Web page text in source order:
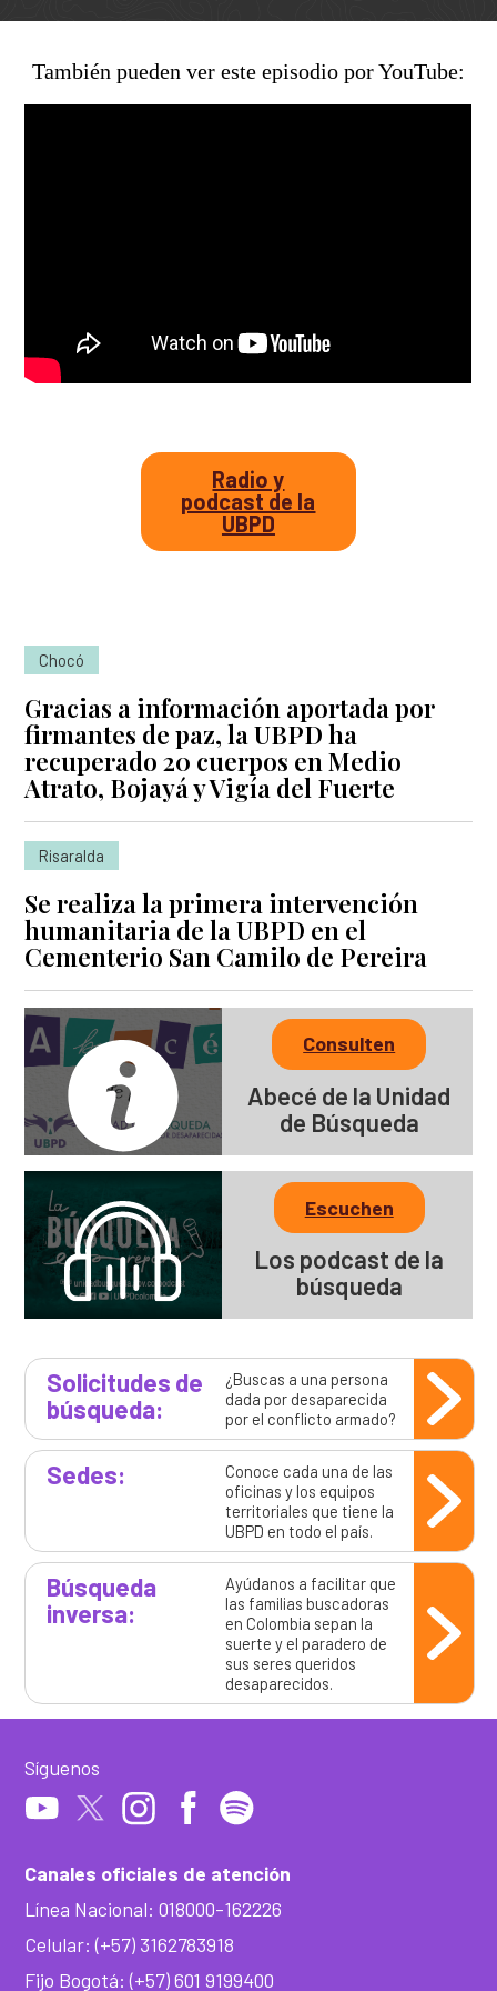
Mapa de personas buscadoras según solicitudes de
Generación de conocimiento para la búsqueda
También pueden ver este episodio por YouTube:
Radio y
podcast de la
UBPD
Chocó
Gracias a información aportada por
firmantes de paz, la UBPD ha
recuperado 20 cuerpos en Medio
Atrato, Bojayá y Vigía del Fuerte
Risaralda
Se realiza la primera intervención
humanitaria de la UBPD en el
Cementerio San Camilo de Pereira
Consulten
Abecé de la Unidad
de Búsqueda
Escuchen
Los podcast de la
búsqueda
Solicitudes de
búsqueda:
¿Buscas a una persona
dada por desaparecida
por el conflicto armado?
Sedes:
Conoce cada una de las
oficinas y los equipos
territoriales que tiene la
UBPD en todo el país.
Búsqueda
inversa:
Ayúdanos a facilitar que
las familias buscadoras
en Colombia sepan la
suerte y el paradero de
sus seres queridos
desaparecidos.
Canales oficiales de atención
Línea Nacional: 018000-162226
Celular: (+57) 3162783918
Fijo Bogotá: (+57) 601 9199400
Síguenos